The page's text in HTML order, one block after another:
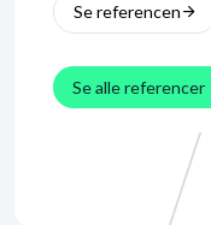
Se referencen
Se alle referencer